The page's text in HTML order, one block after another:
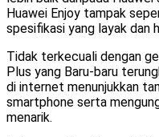
Huawei Enjoy tampak
spesifikasi yang layak dan
Tidak terkecuali dengan
Plus yang Baru-baru
di internet menunjukkan
smartphone serta
menarik.